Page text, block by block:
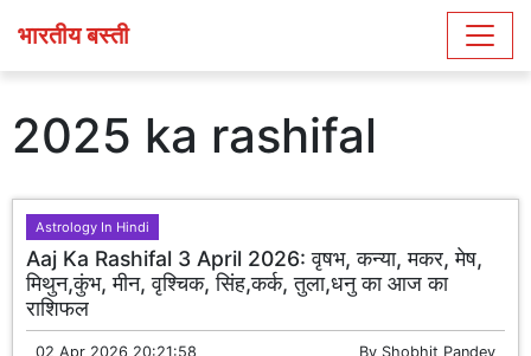
भारतीय बस्ती
2025 ka rashifal
Astrology In Hindi
Aaj Ka Rashifal 3 April 2026: वृषभ, कन्या, मकर, मेष,
मिथुन,कुंभ, मीन, वृश्चिक, सिंह,कर्क, तुला,धनु का आज का
राशिफल
02 Apr 2026 20:21:58 By Shobhit Pandey